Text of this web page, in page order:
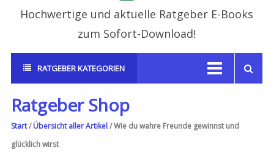
Hochwertige und aktuelle Ratgeber E-Books
zum Sofort-Download!
RATGEBER KATEGORIEN
Ratgeber Shop
Start/Übersicht aller Artikel/ Wie du wahre Freunde gewinnst und
glücklich wirst